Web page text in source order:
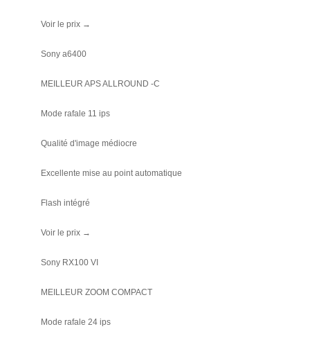
Voir le prix →
Sony a6400
MEILLEUR APS ALLROUND -C
Mode rafale 11 ips
Qualité d'image médiocre
Excellente mise au point automatique
Flash intégré
Voir le prix →
Sony RX100 VI
MEILLEUR ZOOM COMPACT
Mode rafale 24 ips